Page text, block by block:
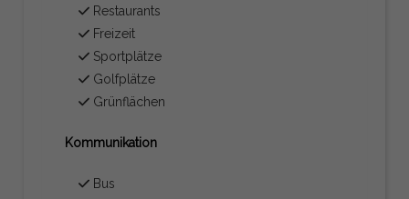
Restaurants
Freizeit
Sportplätze
Golfplätze
Grünflächen
Kommunikation
Bus